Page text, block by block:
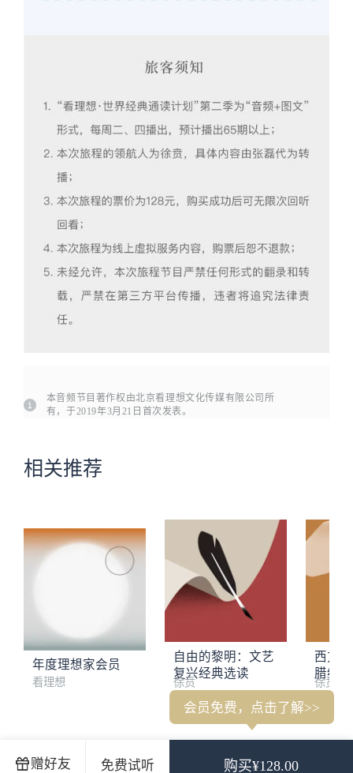
赠好友 免费试听 购买¥128.00
会员免费，点击了解>>
本音频节目著作权由北京看理想文化传媒有限公司所
有，于2019年3月21日首次发表。
相关推荐
年度理想家会员
看理想
自由的黎明：文艺
复兴经典选读
徐贲
西方
腊经
徐贲
刘苏里：用经典